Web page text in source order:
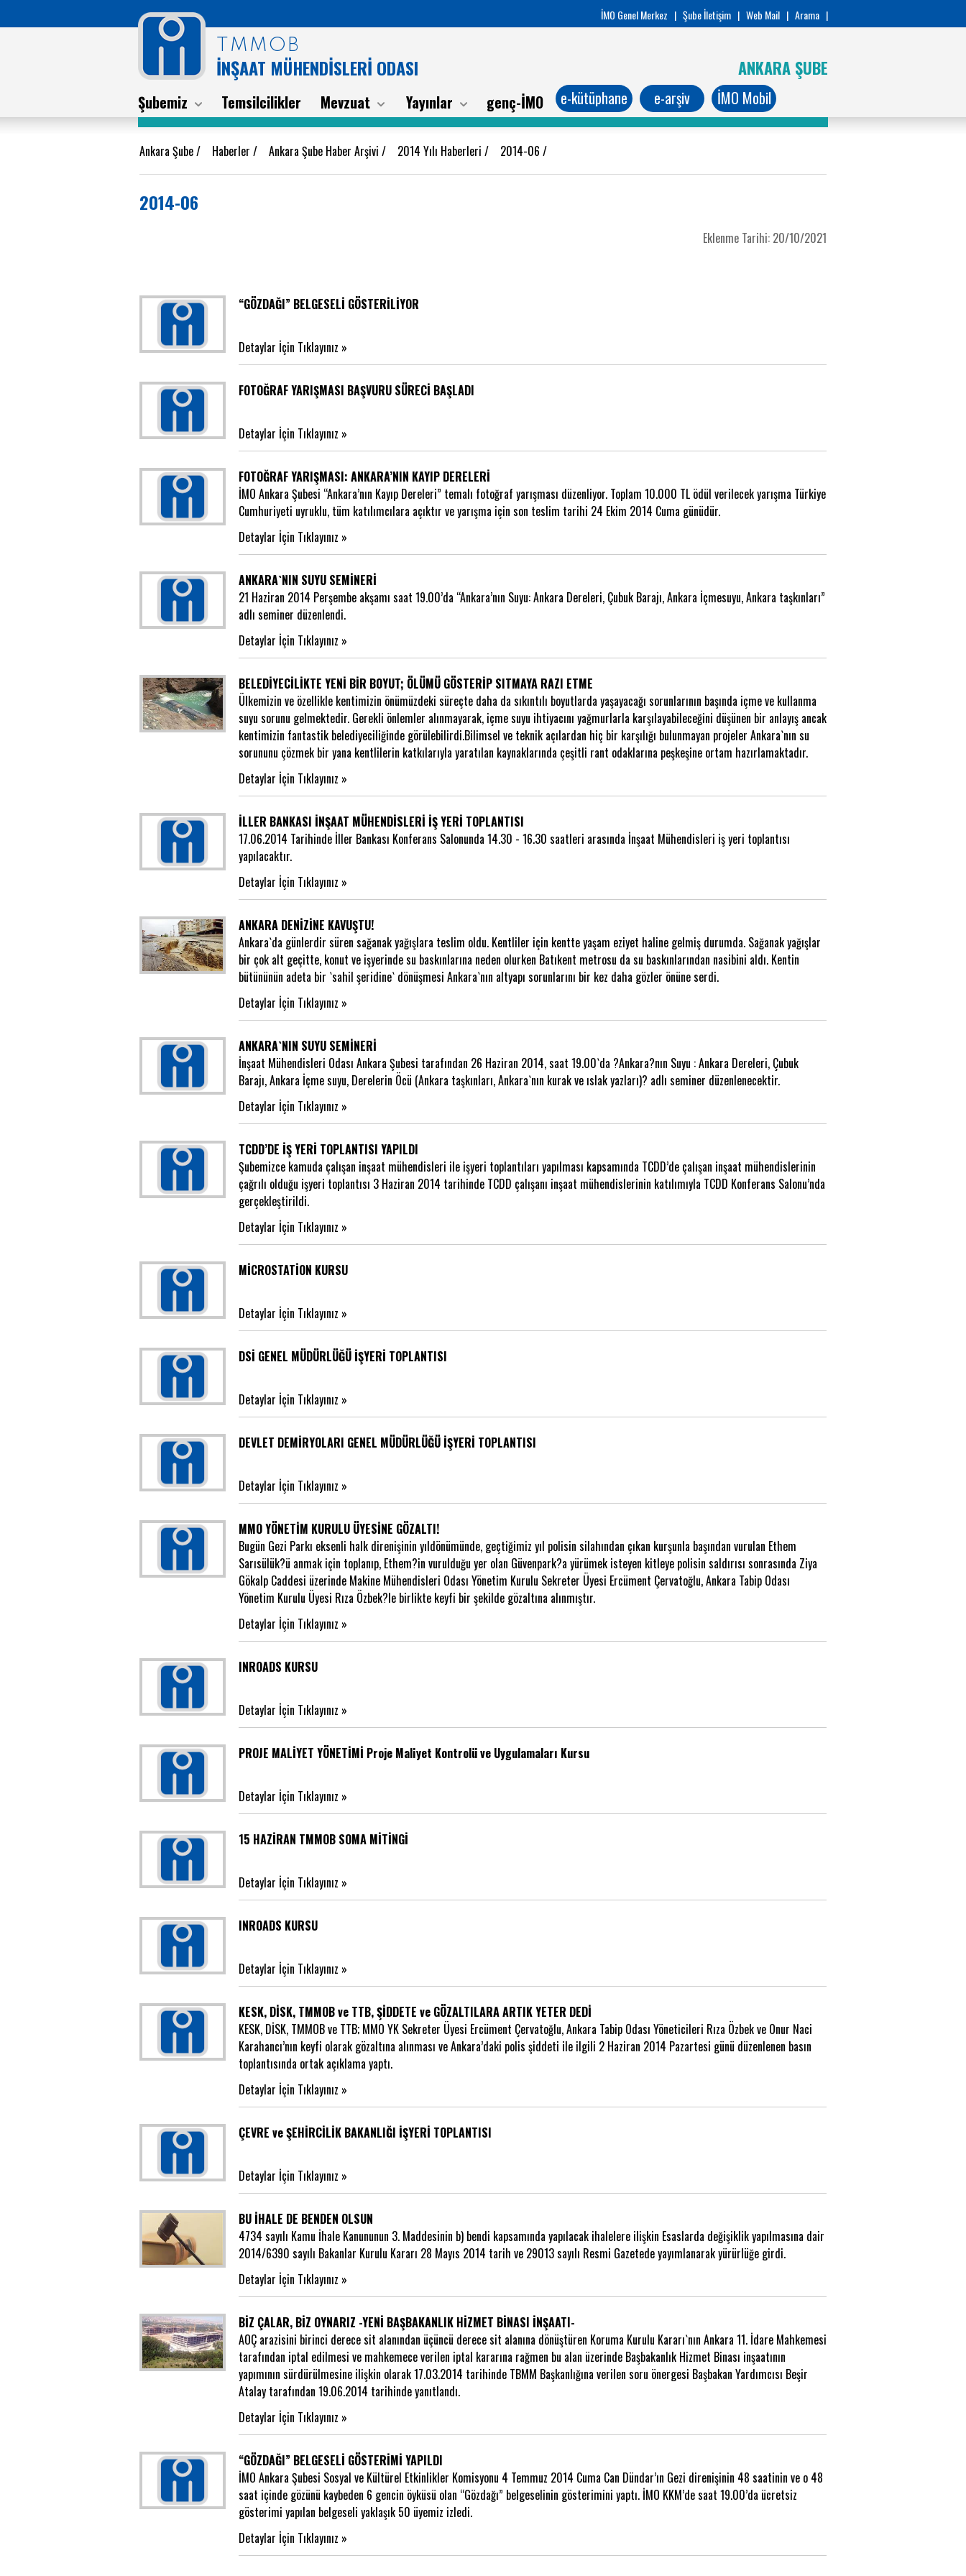
İMO Genel Merkez | Şube İletişim | Web Mail | Arama |
TMMOB
İNŞAAT MÜHENDİSLERİ ODASI ANKARA ŞUBE
Şubemiz Temsilcilikler Mevzuat Yayınlar genç-İMO e-kütüphane e-arşiv İMO Mobil
Ankara Şube/ Haberler / Ankara Şube Haber Arşivi / 2014 Yılı Haberleri / 2014-06 /
2014-06
Eklenme Tarihi: 20/10/2021
“GÖZDAĞI” BELGESELİ GÖSTERİLİYOR
Detaylar İçin Tıklayınız »
FOTOĞRAF YARIŞMASI BAŞVURU SÜRECİ BAŞLADI
Detaylar İçin Tıklayınız »
FOTOĞRAF YARIŞMASI: ANKARA’NIN KAYIP DERELERİ
İMO Ankara Şubesi “Ankara’nın Kayıp Dereleri” temalı fotoğraf yarışması düzenliyor. Toplam 10.000 TL ödül verilecek yarışma Türkiye
Cumhuriyeti uyruklu, tüm katılımcılara açıktır ve yarışma için son teslim tarihi 24 Ekim 2014 Cuma günüdür.
Detaylar İçin Tıklayınız »
ANKARA`NIN SUYU SEMİNERİ
21 Haziran 2014 Perşembe akşamı saat 19.00’da “Ankara’nın Suyu: Ankara Dereleri, Çubuk Barajı, Ankara İçmesuyu, Ankara taşkınları”
adlı seminer düzenlendi.
Detaylar İçin Tıklayınız »
BELEDİYECİLİKTE YENİ BİR BOYUT; ÖLÜMÜ GÖSTERİP SITMAYA RAZI ETME
Ülkemizin ve özellikle kentimizin önümüzdeki süreçte daha da sıkıntılı boyutlarda yaşayacağı sorunlarının başında içme ve kullanma
suyu sorunu gelmektedir. Gerekli önlemler alınmayarak, içme suyu ihtiyacını yağmurlarla karşılayabileceğini düşünen bir anlayış ancak
kentimizin fantastik belediyeciliğinde görülebilirdi.Bilimsel ve teknik açılardan hiç bir karşılığı bulunmayan projeler Ankara`nın su
sorununu çözmek bir yana kentlilerin katkılarıyla yaratılan kaynaklarında çeşitli rant odaklarına peşkeşine ortam hazırlamaktadır.
Detaylar İçin Tıklayınız »
İLLER BANKASI İNŞAAT MÜHENDİSLERİ İŞ YERİ TOPLANTISI
17.06.2014 Tarihinde İller Bankası Konferans Salonunda 14.30 - 16.30 saatleri arasında İnşaat Mühendisleri iş yeri toplantısı
yapılacaktır.
Detaylar İçin Tıklayınız »
ANKARA DENİZİNE KAVUŞTU!
Ankara`da günlerdir süren sağanak yağışlara teslim oldu. Kentliler için kentte yaşam eziyet haline gelmiş durumda. Sağanak yağışlar
bir çok alt geçitte, konut ve işyerinde su baskınlarına neden olurken Batıkent metrosu da su baskınlarından nasibini aldı. Kentin
bütününün adeta bir `sahil şeridine` dönüşmesi Ankara`nın altyapı sorunlarını bir kez daha gözler önüne serdi.
Detaylar İçin Tıklayınız »
ANKARA`NIN SUYU SEMİNERİ
İnşaat Mühendisleri Odası Ankara Şubesi tarafından 26 Haziran 2014, saat 19.00`da ?Ankara?nın Suyu : Ankara Dereleri, Çubuk
Barajı, Ankara İçme suyu, Derelerin Öcü (Ankara taşkınları, Ankara`nın kurak ve ıslak yazları)? adlı seminer düzenlenecektir.
Detaylar İçin Tıklayınız »
TCDD’DE İŞ YERİ TOPLANTISI YAPILDI
Şubemizce kamuda çalışan inşaat mühendisleri ile işyeri toplantıları yapılması kapsamında TCDD’de çalışan inşaat mühendislerinin
çağrılı olduğu işyeri toplantısı 3 Haziran 2014 tarihinde TCDD çalışanı inşaat mühendislerinin katılımıyla TCDD Konferans Salonu’nda
gerçekleştirildi.
Detaylar İçin Tıklayınız »
MİCROSTATİON KURSU
Detaylar İçin Tıklayınız »
DSİ GENEL MÜDÜRLÜĞÜ İŞYERİ TOPLANTISI
Detaylar İçin Tıklayınız »
DEVLET DEMİRYOLARI GENEL MÜDÜRLÜĞÜ İŞYERİ TOPLANTISI
Detaylar İçin Tıklayınız »
MMO YÖNETİM KURULU ÜYESİNE GÖZALTI!
Bugün Gezi Parkı eksenli halk direnişinin yıldönümünde, geçtiğimiz yıl polisin silahından çıkan kurşunla başından vurulan Ethem
Sarısülük?ü anmak için toplanıp, Ethem?in vurulduğu yer olan Güvenpark?a yürümek isteyen kitleye polisin saldırısı sonrasında Ziya
Gökalp Caddesi üzerinde Makine Mühendisleri Odası Yönetim Kurulu Sekreter Üyesi Ercüment Çervatoğlu, Ankara Tabip Odası
Yönetim Kurulu Üyesi Rıza Özbek?le birlikte keyfi bir şekilde gözaltına alınmıştır.
Detaylar İçin Tıklayınız »
INROADS KURSU
Detaylar İçin Tıklayınız »
PROJE MALİYET YÖNETİMİ Proje Maliyet Kontrolü ve Uygulamaları Kursu
Detaylar İçin Tıklayınız »
15 HAZİRAN TMMOB SOMA MİTİNGİ
Detaylar İçin Tıklayınız »
INROADS KURSU
Detaylar İçin Tıklayınız »
KESK, DİSK, TMMOB ve TTB, ŞİDDETE ve GÖZALTILARA ARTIK YETER DEDİ
KESK, DİSK, TMMOB ve TTB; MMO YK Sekreter Üyesi Ercüment Çervatoğlu, Ankara Tabip Odası Yöneticileri Rıza Özbek ve Onur Naci
Karahancı’nın keyfi olarak gözaltına alınması ve Ankara’daki polis şiddeti ile ilgili 2 Haziran 2014 Pazartesi günü düzenlenen basın
toplantısında ortak açıklama yaptı.
Detaylar İçin Tıklayınız »
ÇEVRE ve ŞEHİRCİLİK BAKANLIĞI İŞYERİ TOPLANTISI
Detaylar İçin Tıklayınız »
BU İHALE DE BENDEN OLSUN
4734 sayılı Kamu İhale Kanununun 3. Maddesinin b) bendi kapsamında yapılacak ihalelere ilişkin Esaslarda değişiklik yapılmasına dair
2014/6390 sayılı Bakanlar Kurulu Kararı 28 Mayıs 2014 tarih ve 29013 sayılı Resmi Gazetede yayımlanarak yürürlüğe girdi.
Detaylar İçin Tıklayınız »
BİZ ÇALAR, BİZ OYNARIZ -YENİ BAŞBAKANLIK HİZMET BİNASI İNŞAATI-
AOÇ arazisini birinci derece sit alanından üçüncü derece sit alanına dönüştüren Koruma Kurulu Kararı`nın Ankara 11. İdare Mahkemesi
tarafından iptal edilmesi ve mahkemece verilen iptal kararına rağmen bu alan üzerinde Başbakanlık Hizmet Binası inşaatının
yapımının sürdürülmesine ilişkin olarak 17.03.2014 tarihinde TBMM Başkanlığına verilen soru önergesi Başbakan Yardımcısı Beşir
Atalay tarafından 19.06.2014 tarihinde yanıtlandı.
Detaylar İçin Tıklayınız »
“GÖZDAĞI” BELGESELİ GÖSTERİMİ YAPILDI
İMO Ankara Şubesi Sosyal ve Kültürel Etkinlikler Komisyonu 4 Temmuz 2014 Cuma Can Dündar’ın Gezi direnişinin 48 saatinin ve o 48
saat içinde gözünü kaybeden 6 gencin öyküsü olan “Gözdağı” belgeselinin gösterimini yaptı. İMO KKM’de saat 19.00’da ücretsiz
gösterimi yapılan belgeseli yaklaşık 50 üyemiz izledi.
Detaylar İçin Tıklayınız »